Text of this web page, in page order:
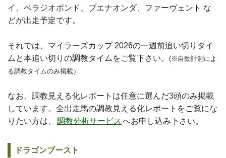
イ、ベラジオボンド、ブエナオンダ、ファーヴェント な
どが出走予定です。
それでは、マイラーズカップ 2026の一週前追い切りタイ
ムと本追い切りの調教タイムをご覧下さい。 (※自動計測によ
る調教タイムのみ掲載）
なお、調教見える化レポートは任意に選んだ3頭のみ掲載
しています。全出走馬の調教見える化レポートをご覧にな
りたい方は、
調教分析サービス へお申し込み下さい。
ドラゴンブースト